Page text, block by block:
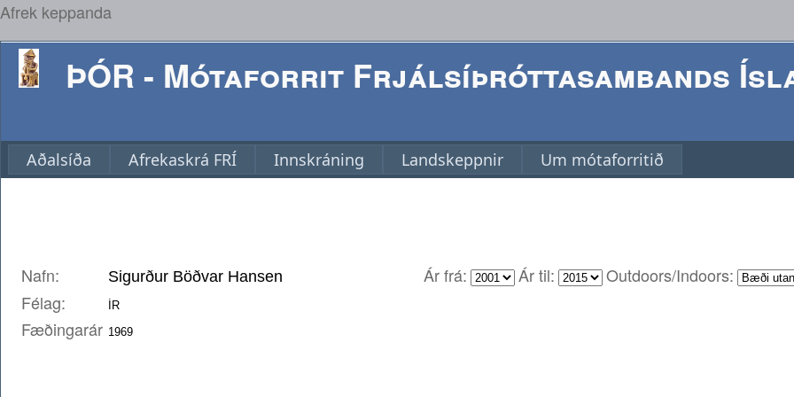
Afrek keppanda
ÞÓR - Mótaforrit Frjálsíþróttasambands
Aðalsíða Afrekaskrá FRÍ Innskráning Landskeppnir Um mótaforritið
Nafn: Ár frá: Ár til:
Outdoors/Indoors:
Félag:
Fæðingarár